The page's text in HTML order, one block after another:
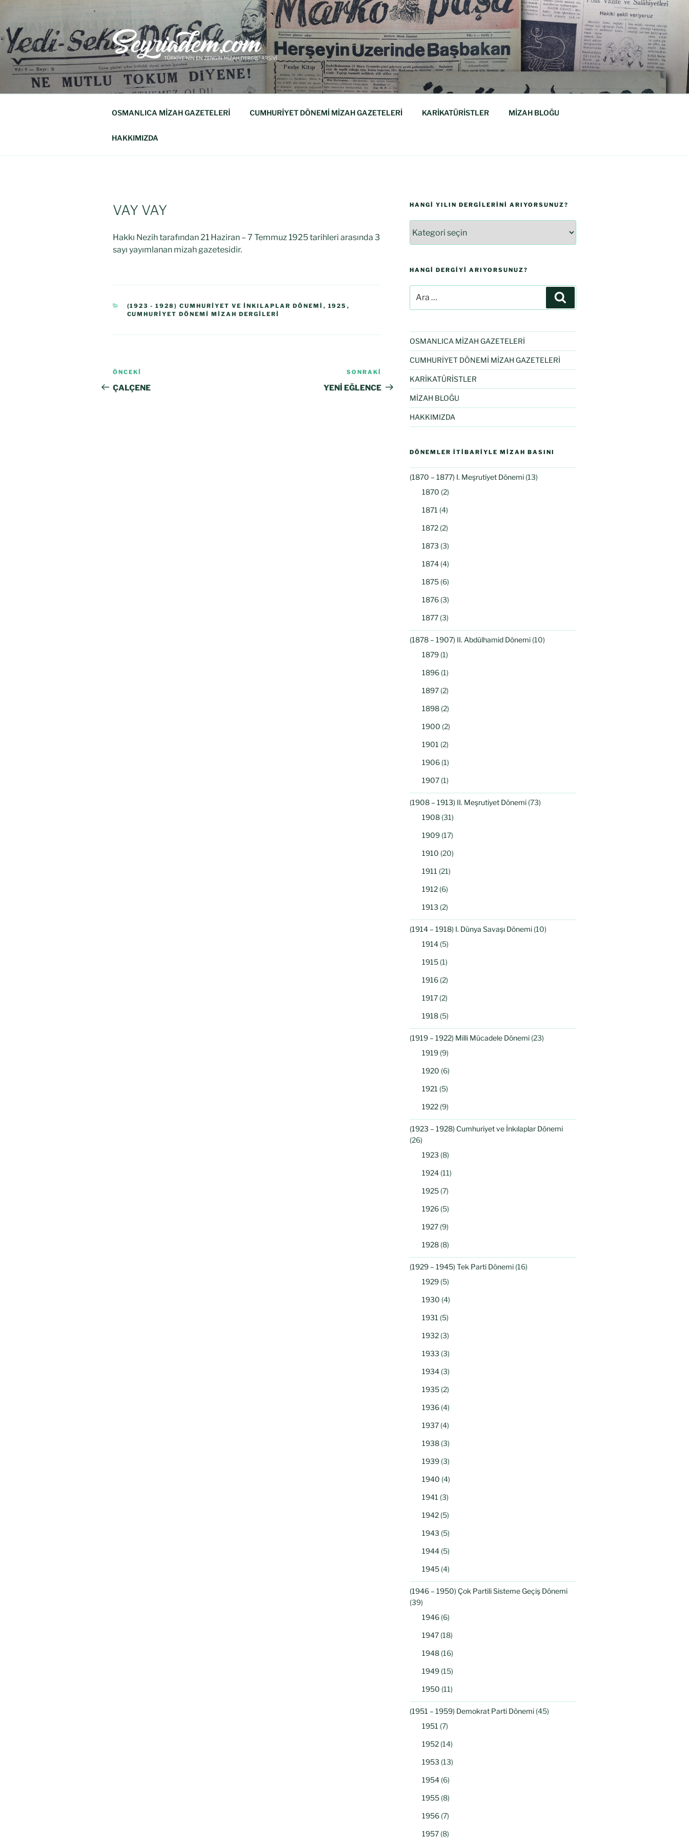
SEYRIADEM
Türkiye'nin En Zengin Mizah Dergisi Arşividir.
OSMANLICA MİZAH GAZETELERİ CUMHURİYET DÖNEMİ MİZAH GAZETELERİ KARİKATÜRİSTLER MİZAH BLOĞU
HAKKIMIZDA
VAY VAY
Hakkı Nezih tarafından 21 Haziran – 7 Temmuz 1925 tarihleri arasında 3
sayı yayımlanan mizah gazetesidir.
(1923 - 1928) CUMHURIYET VE İNKILAPLAR DÖNEMI , 1925 ,
CUMHURIYET DÖNEMI MIZAH DERGILERI
ÖNCEKI
ÇALÇENE
SONRAKI
YENİ EĞLENCE
HANGI YILIN DERGILERINI ARIYORSUNUZ?
HANGI DERGIYI ARIYORSUNUZ?
OSMANLICA MİZAH GAZETELERİ
CUMHURİYET DÖNEMİ MİZAH GAZETELERİ
KARİKATÜRİSTLER
MİZAH BLOĞU
HAKKIMIZDA
DÖNEMLER İTIBARIYLE MIZAH BASINI
(1870 – 1877) I. Meşrutiyet Dönemi(13)
1870 (2)
1871 (4)
1872(2)
1873 (3)
1874(4)
1875(6)
1876(3)
1877(3)
(1878 – 1907) II. Abdülhamid Dönemi(10)
1879(1)
1896(1)
1897(2)
1898(2)
1900 (2)
1901 (2)
1906(1)
1907(1)
(1908 – 1913) II. Meşrutiyet Dönemi(73)
1908(31)
1909(17)
1910 (20)
1911 (21)
1912(6)
1913 (2)
(1914 – 1918) I. Dünya Savaşı Dönemi(10)
1914(5)
1915(1)
1916(2)
1917(2)
1918(5)
(1919 – 1922) Milli Mücadele Dönemi(23)
1919(9)
1920 (6)
1921 (5)
1922(9)
(1923 – 1928) Cumhuriyet ve İnkılaplar Dönemi
(26)
1923 (8)
1924(11)
1925(7)
1926(5)
1927(9)
1928(8)
(1929 – 1945) Tek Parti Dönemi(16)
1929(5)
1930 (4)
1931 (5)
1932(3)
1933 (3)
1934(3)
1935(2)
1936(4)
1937(4)
1938(3)
1939(3)
1940 (4)
1941 (3)
1942(5)
1943 (5)
1944(5)
1945(4)
(1946 – 1950) Çok Partili Sisteme Geçiş Dönemi
(39)
1946(6)
1947(18)
1948(16)
1949(15)
1950 (11)
(1951 – 1959) Demokrat Parti Dönemi(45)
1951 (7)
1952(14)
1953 (13)
1954(6)
1955(8)
1956(7)
1957(8)